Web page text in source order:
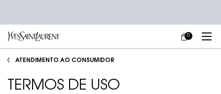
MEU
CARRINHO
0
0 PRODUCT IN
ATENDIMENTO AO CONSUMIDOR
TERMOS DE USO